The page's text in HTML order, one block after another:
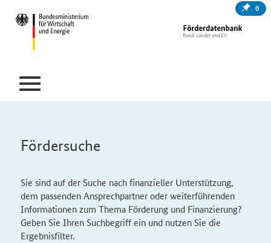
0
Fördersuche
Sie sind auf der Suche nach finanzieller Unterstützung,
dem passenden Ansprechpartner oder weiterführenden
Informationen zum Thema Förderung und Finanzierung?
Geben Sie Ihren Suchbegriff ein und nutzen Sie die
Ergebnisfilter.